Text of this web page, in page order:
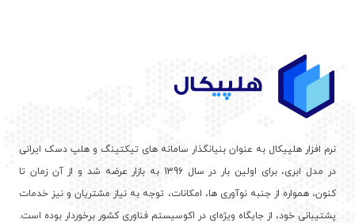
نرم افزار هلپیکال به عنوان بنیانگذار سامانه های تیکتینگ و هلپ دسک ایرانی
در مدل ابری، برای اولین بار در سال 1396 به بازار عرضه شد و از آن زمان تا
کنون، همواره از جنبه نوآوری ها، امکانات، توجه به نیاز مشتریان و نیز خدمات
پشتیبانی خود، از جایگاه ویژه‌ای در اکوسیستم فناوری کشور برخوردار بوده است.